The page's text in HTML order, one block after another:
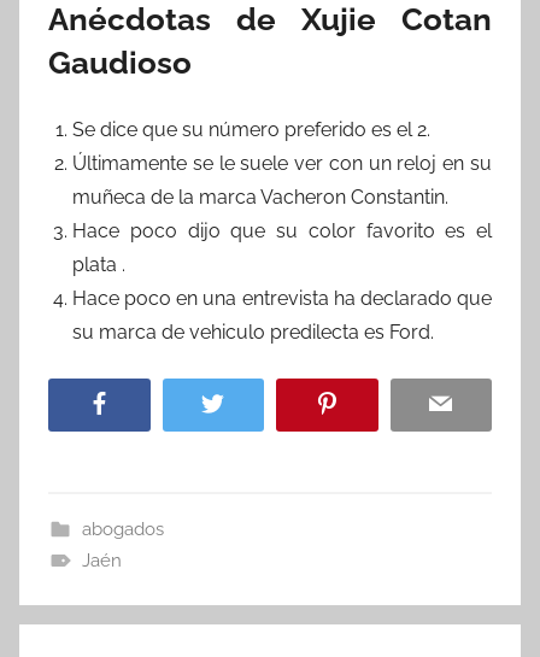
Anécdotas de Xujie Cotan
Gaudioso
Se dice que su número preferido es el 2.
Últimamente se le suele ver con un reloj en su
muñeca de la marca Vacheron Constantin.
Hace poco dijo que su color favorito es el
plata .
Hace poco en una entrevista ha declarado que
su marca de vehiculo predilecta es Ford.
abogados
Jaén